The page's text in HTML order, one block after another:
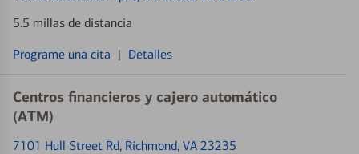
5.5 millas de distancia
Programe una cita | Detalles
Centros financieros y cajero automático
(ATM)
7101 Hull Street Rd, Richmond, VA 23235